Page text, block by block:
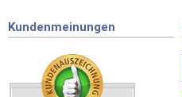
Kundenmeinungen